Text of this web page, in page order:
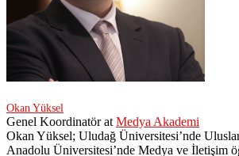
Okan Yüksel
Genel Koordinatörat Medya Akademi
Okan Yüksel; Uludağ Üniversitesi’nde
Anadolu Üniversitesi’nde Medya ve İletişim